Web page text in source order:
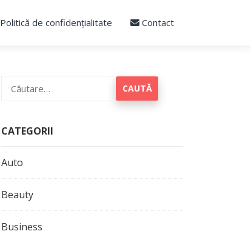
Politică de confidențialitate Contact
după:
CATEGORII
Auto
Beauty
Business